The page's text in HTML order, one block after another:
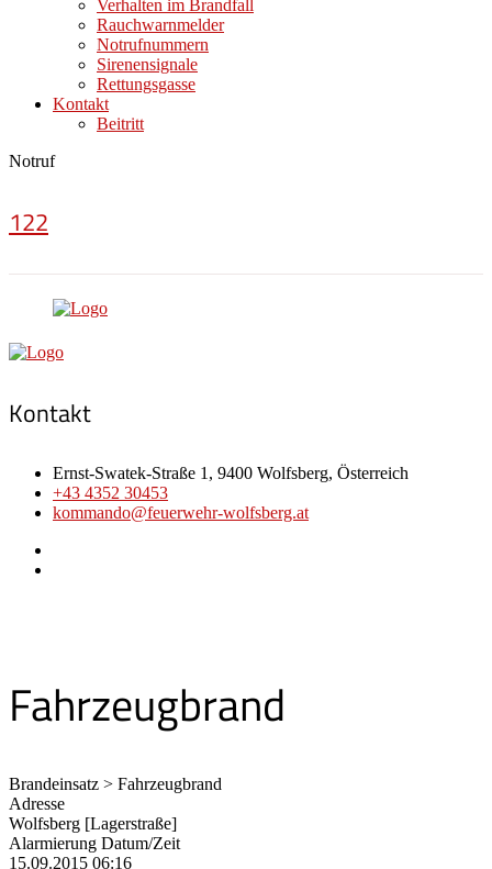
Verhalten im Brandfall
Rauchwarnmelder
Notrufnummern
Sirenensignale
Rettungsgasse
Kontakt
Beitritt
Notruf
122
Kontakt
Ernst-Swatek-Straße 1, 9400 Wolfsberg, Österreich
+43 4352 30453
kommando@feuerwehr-wolfsberg.at
Fahrzeugbrand
Brandeinsatz > Fahrzeugbrand
Adresse
Wolfsberg [Lagerstraße]
Alarmierung Datum/Zeit
15.09.2015 06:16